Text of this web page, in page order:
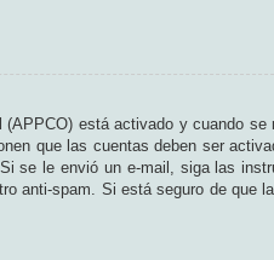
está activado y cuando se
que las cuentas deben ser
se le envió un e-mail, siga las
anti-spam. Si está seguro de que